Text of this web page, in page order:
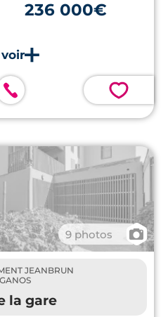
236 000€
💗
9 photos 📷
JEANBRUN
la gare